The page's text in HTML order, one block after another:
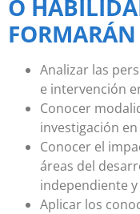
O
FORMARÁN
Analizar las
e intervención
Conocer
investigación
Conocer el
áreas del
independiente
Aplicar los